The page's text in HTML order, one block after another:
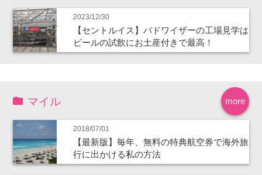
2023/12/30
【セントルイス】バドワイザーの工場見学は
ビールの試飲にお土産付きで最高！
more
マイル
2018/07/01
【最新版】毎年、無料の特典航空券で海外旅
行に出かける私の方法